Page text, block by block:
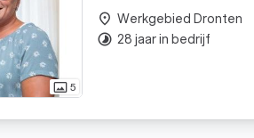
photo_size_select_actual5
place Werkgebied Dronten
timelapse 28 jaar in bedrijf